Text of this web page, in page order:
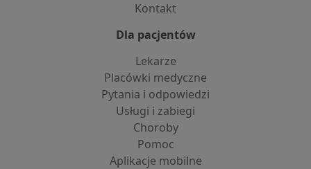
Kontakt
Dla pacjentów
Lekarze
Placówki medyczne
Pytania i odpowiedzi
Usługi i zabiegi
Choroby
Pomoc
Aplikacje mobilne